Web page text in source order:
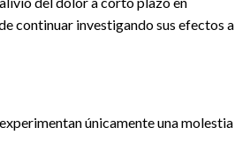
continuar investigando sus efectos a
únicamente una molestia